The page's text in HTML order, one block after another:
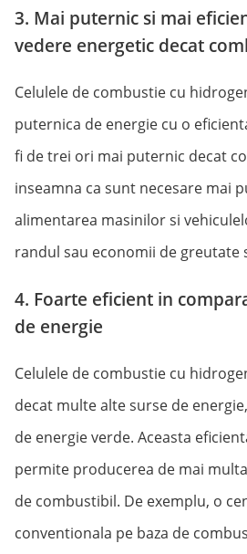
3. Mai puternic si mai
vedere energetic decat
Celulele de combustie cu
puternica de energie cu o
fi de trei ori mai puternic decat
inseamna ca sunt necesare mai
alimentarea masinilor si
randul sau economii de greutate
4. Foarte eficient in
de energie
Celulele de combustie cu
decat multe alte surse de
de energie verde. Aceasta
permite producerea de mai
de combustibil. De exemplu, o
conventionala pe baza de